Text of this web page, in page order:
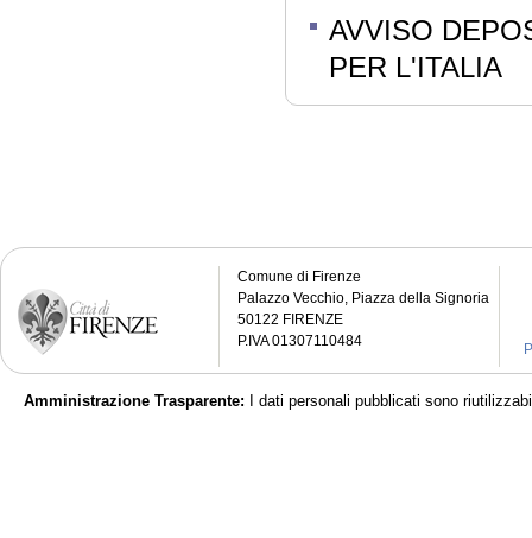
AVVISO
PER L'ITALIA
Comune di Firenze
Palazzo Vecchio, Piazza della Signoria
50122 FIRENZE
P.IVA 01307110484
Amministrazione Trasparente: I dati personali pubblicati sono